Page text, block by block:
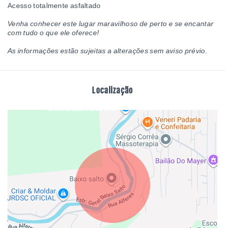
Acesso totalmente asfaltado
Venha conhecer este lugar maravilhoso de perto e se encantar
com tudo o que ele oferece!
As informações estão sujeitas a alterações sem aviso prévio.
Localização